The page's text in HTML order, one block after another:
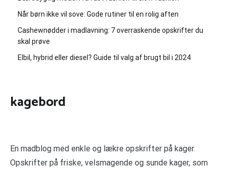
Når børn ikke vil sove: Gode rutiner til en rolig aften
Cashewnødder i madlavning: 7 overraskende opskrifter du
skal prøve
Elbil, hybrid eller diesel? Guide til valg af brugt bil i 2024
kagebord
En madblog med enkle og lækre opskrifter på kager.
Opskrifter på friske, velsmagende og sunde kager, som